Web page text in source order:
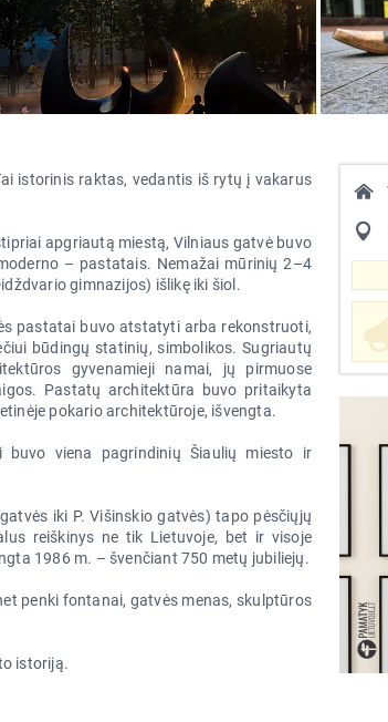
istorinis raktas, vedantis iš rytų į vakarus
apgriautą miestą, Vilniaus gatvė buvo
– pastatais. Nemažai mūrinių 2–4
gimnazijos) išlikę iki šiol.
pastatai buvo atstatyti arba rekonstruoti,
būdingų statinių, simbolikos. Sugriautų
gyvenamieji namai, jų pirmuose
Pastatų architektūra buvo pritaikyta
pokario architektūroje, išvengta.
viena pagrindinių Šiaulių miesto ir
iki P. Višinskio gatvės) tapo pėsčiųjų
reiškinys ne tik Lietuvoje, bet ir visoje
1986 m. – švenčiant 750 metų jubiliejų.
penki fontanai, gatvės menas, skulptūros
istoriją.